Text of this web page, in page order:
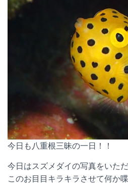
今日も八重根三昧の一日！！
今日はスズメダイの写真をいた
このお目目キラキラさせて何か